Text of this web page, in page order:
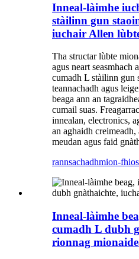
Inneal-làimhe
stàilinn gun
iuchair Allen
Tha structar lùbte
agus neart seasmhach
cumadh L stàilinn gun
teannachadh agus
beaga ann an
cumail suas.
innealan, electronics,
an aghaidh
meudan agus faid
rannsachadhmion-
Inneal-làimhe
cumadh L dubh
rionnag